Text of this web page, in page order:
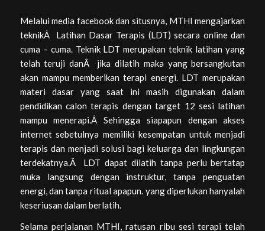
Melalui media facebook dan situsnya, MTHI mengajarkan
teknikÂ Latihan Dasar Terapis (LDT) secara online dan
cuma – cuma. Teknik LDT merupakan teknik latihan yang
telah teruji danÂ jika dilatih maka yang bersangkutan
akan mampu memberikan terapi energi. LDT merupakan
materi dasar yang saat ini masih digunakan dalam
pendidikan calon terapis dengan target 12 sesi latihan
mampu menerapi.Â Sehingga siapapun dengan akses
internet sebetulnya memiliki kesempatan untuk menjadi
terapis dan menjadi solusi bagi keluarga dan lingkungan
terdekatnya.Â LDT dapat dilatih tanpa perlu bertatap
muka langsung dengan instruktur, tanpa penguatan
energi, dan tanpa ritual apapun. yang diperlukan hanyalah
keseriusan dalam berlatih.
Selama perjalanan MTHI, ratusan ribu sesi terapi telah